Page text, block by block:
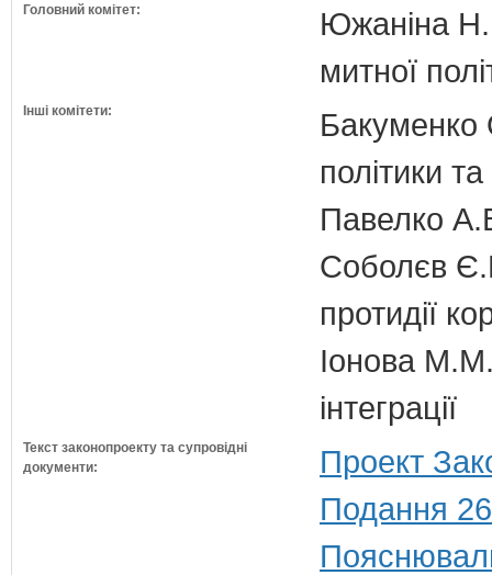
Головний комітет:
Южаніна
митної
Інші комітети:
Бакуменко
політики
Павелко
Соболєв
протидії
Іонова М.М.
інтеграції
Текст законопроекту та супровідні
документи:
Проект
Подання